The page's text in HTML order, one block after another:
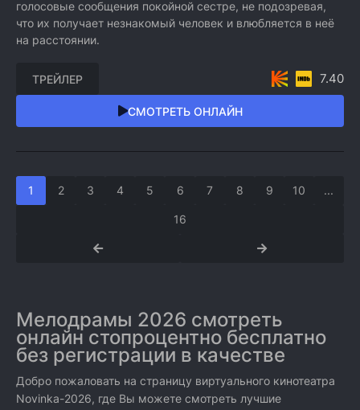
голосовые сообщения покойной сестре, не подозревая,
что их получает незнакомый человек и влюбляется в неё
на расстоянии.
СМОТРЕТЬ ОНЛАЙН
ТРЕЙЛЕР 7.40
1 2 3 4 5 6 7 8 9 10 ...
16
Мелодрамы 2026 смотреть
онлайн стопроцентно бесплатно
без регистрации в качестве
Добро пожаловать на страницу виртуального кинотеатра
Novinka-2026, где Вы можете смотреть лучшие